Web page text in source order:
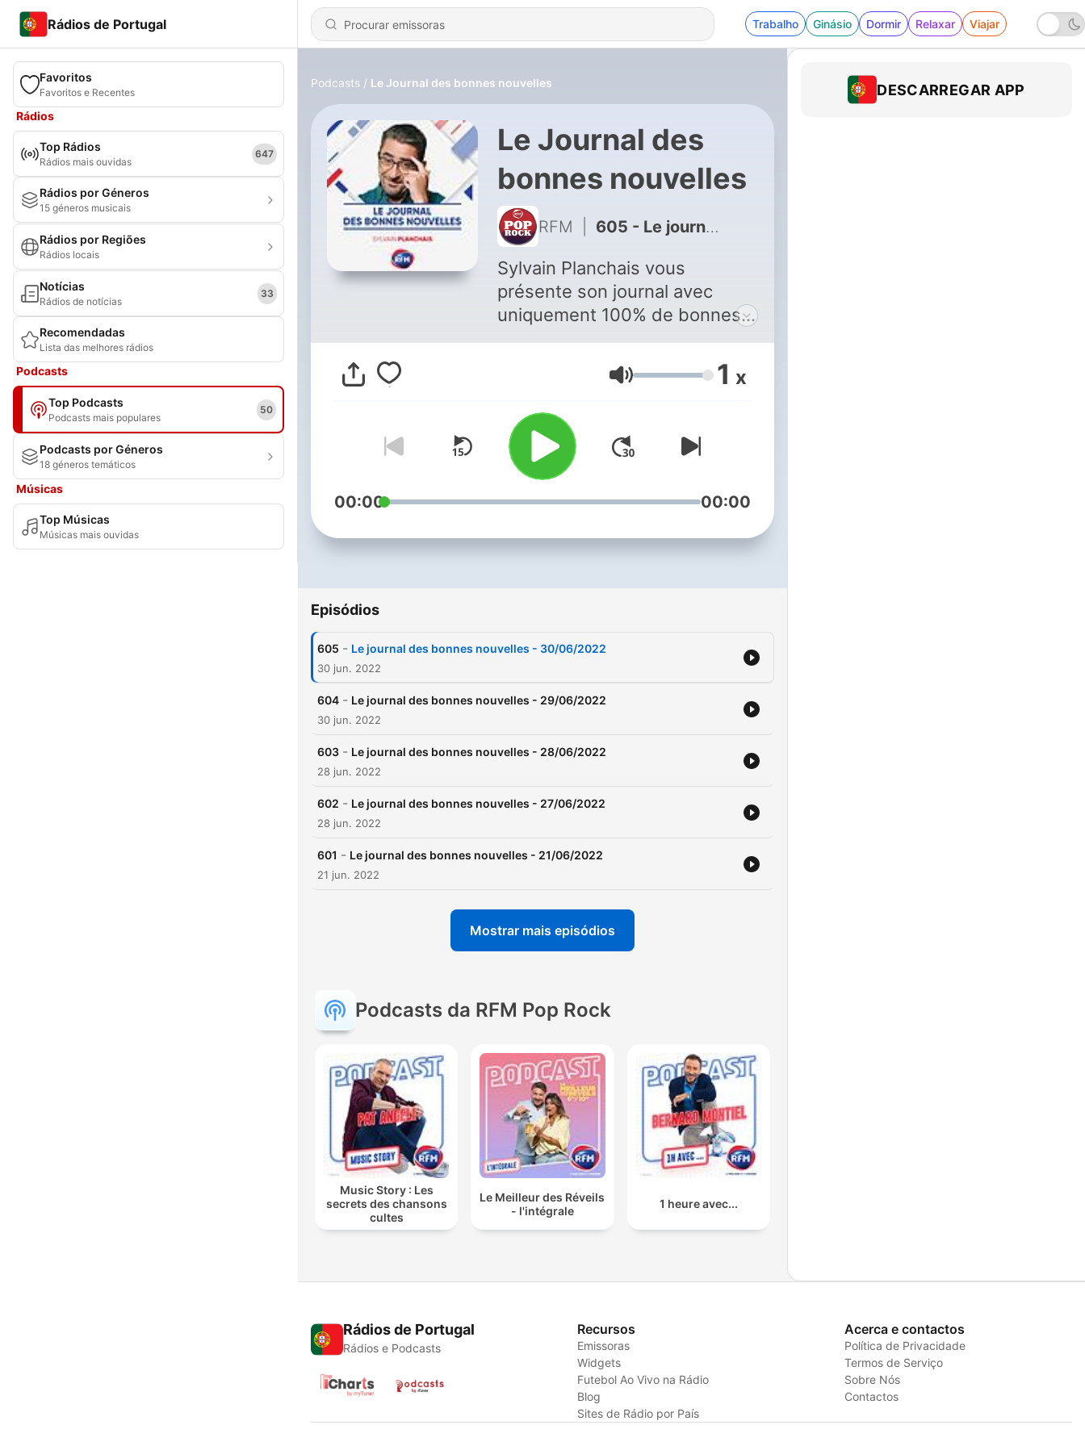
Rádios de Portugal Trabalho Ginásio Dormir Relaxar Viajar
Favoritos
Favoritos e Recentes
Rádios
Top Rádios
Rádios mais ouvidas
647
Rádios por Géneros
15 géneros musicais
Rádios por Regiões
Rádios locais
Notícias
Rádios de notícias
33
Recomendadas
Lista das melhores rádios
Podcasts
Top Podcasts
Podcasts mais populares
50
Podcasts por Géneros
18 géneros temáticos
Músicas
Top Músicas
Músicas mais ouvidas
Podcasts Le Journal des bonnes nouvelles
Le Journal des
bonnes nouvelles
RFM 605 - Le journal des bonnes nouvelles - 30/06/2022
Sylvain Planchais vous
présente son journal avec
uniquement 100% de bonnes
nouvelles dans le Meilleur des
Réveils sur RFM du lundi au
Volume 1 x
00:00 00:00
Episódios
605 - Le journal des bonnes nouvelles - 30/06/2022
30 jun. 2022
604 - Le journal des bonnes nouvelles - 29/06/2022
30 jun. 2022
603 - Le journal des bonnes nouvelles - 28/06/2022
28 jun. 2022
602 - Le journal des bonnes nouvelles - 27/06/2022
28 jun. 2022
601 - Le journal des bonnes nouvelles - 21/06/2022
21 jun. 2022
Mostrar mais episódios
Podcasts da RFM Pop Rock
Music Story : Les
secrets des chansons
cultes
Le Meilleur des Réveils
- l'intégrale
1 heure avec...
DESCARREGAR APP
Rádios de Portugal
Rádios e Podcasts
Recursos
Emissoras
Widgets
Futebol Ao Vivo na Rádio
Blog
Sites de Rádio por País
Acerca e contactos
Política de Privacidade
Termos de Serviço
Sobre Nós
Contactos